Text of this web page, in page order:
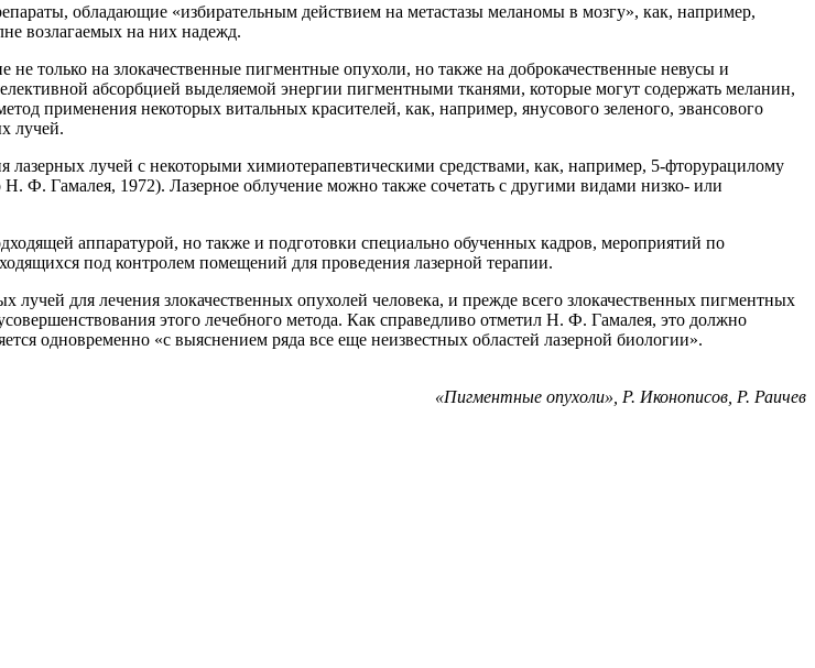
обладающие «избирательным действием на метастазы меланомы в мозгу», как, например,
возлагаемых на них надежд.
только на злокачественные пигментные опухоли, но также на доброкачественные невусы и
абсорбцией выделяемой энергии пигментными тканями, которые могут содержать меланин,
применения некоторых витальных красителей, как, например, янусового зеленого, эвансового
лучей.
лучей с некоторыми химиотерапевтическими средствами, как, например, 5-фторурацилому
Ф. Гамалея, 1972). Лазерное облучение можно также сочетать с другими видами низко- или
аппаратурой, но также и подготовки специально обученных кадров, мероприятий по
под контролем помещений для проведения лазерной терапии.
для лечения злокачественных опухолей человека, и прежде всего злокачественных пигментных
этого лечебного метода. Как справедливо отметил Н. Ф. Гамалея, это должно
одновременно «с выяснением ряда все еще неизвестных областей лазерной биологии».
«Пигментные опухоли», Р. Иконописов, Р. Раичев